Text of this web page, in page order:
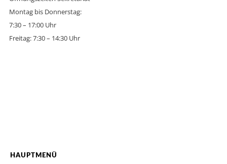
Montag bis Donnerstag:
7:30 – 17:00 Uhr
Freitag: 7:30 – 14:30 Uhr
HAUPTMENÜ